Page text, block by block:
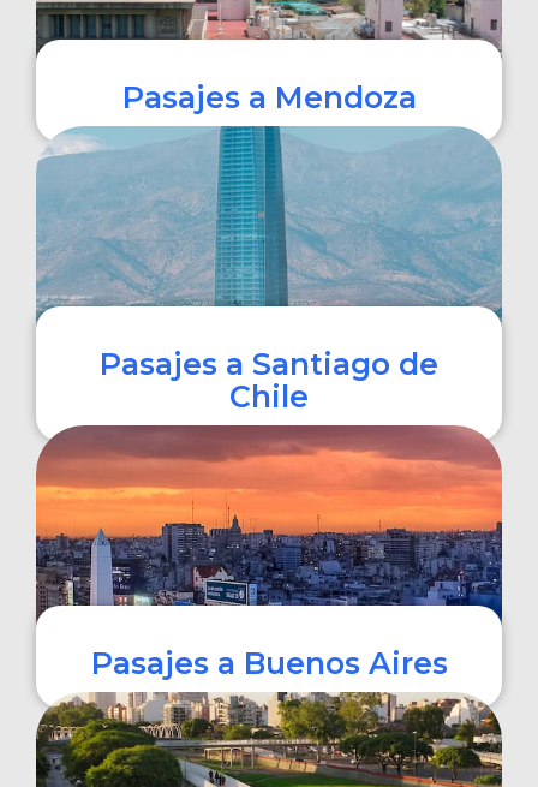
Pasajes a Mendoza
COMPRAR
Pasajes a Santiago de
Chile
Pasajes a Buenos Aires
COMPRAR